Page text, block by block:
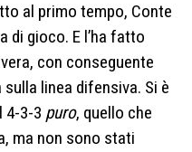
al primo tempo, Conte
di gioco. E l’ha fatto
con conseguente
linea difensiva. Si è
4-3-3 puro, quello che
ma non sono stati